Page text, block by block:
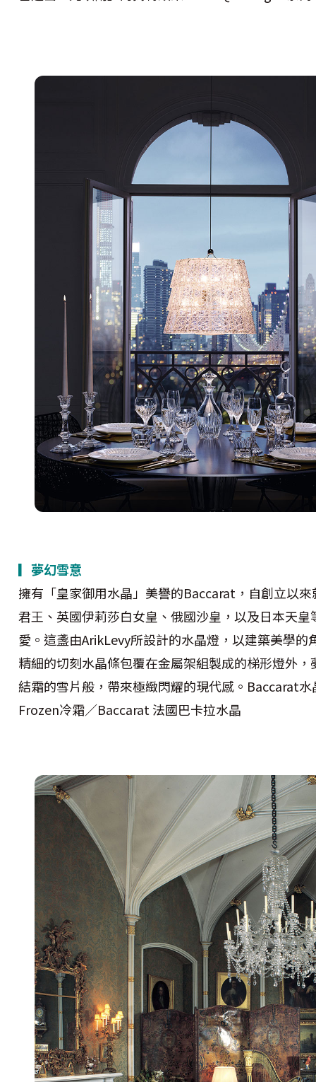
▎夢幻雪意
擁有「皇家御用水晶」美譽的Baccarat，自創立以
君王、英國伊莉莎白女皇、俄國沙皇，以及日本天皇
愛。這盞由ArikLevy所設計的水晶燈，以建築美學的
精細的切刻水晶條包覆在金屬架組製成的梯形燈外，
結霜的雪片般，帶來極緻閃耀的現代感。Baccarat
Frozen冷霜／Baccarat 法國巴卡拉水晶